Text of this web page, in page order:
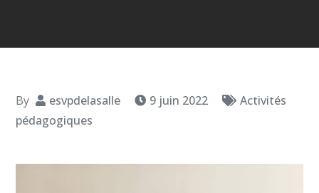
By esvpdelasalle 9 juin 2022
Activités
pédagogiques